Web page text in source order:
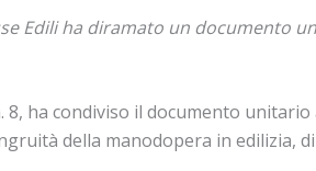
Edili ha diramato un documento
8, ha condiviso il documento
della manodopera in edilizia, di